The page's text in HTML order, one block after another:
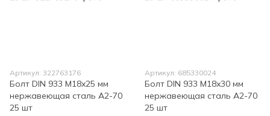
Артикул: 322763176
Болт DIN 933 M18x25 мм
нержавеющая сталь A2-70
25 шт
Артикул: 685330024
Болт DIN 933 M18x30 мм
нержавеющая сталь A2-70
25 шт